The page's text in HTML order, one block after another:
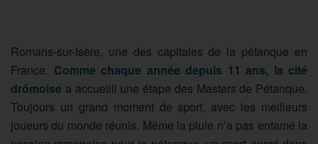
Romans-sur-Isère, une des capitales de la pétanque en
France. Comme chaque année depuis 11 ans, la cité
drômoise a accueilli une étape des Masters de Pétanque.
Toujours un grand moment de sport, avec les meilleurs
joueurs du monde réunis. Même la pluie n’a pas entamé la